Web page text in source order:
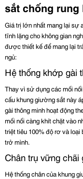
sắt chống rung
Giá trị lớn nhất mang lại sự
tĩnh lặng cho không gian
được thiết kế để mang lại
ngủ:
Hệ thống khớp gài
Thay vì sử dụng các mối
cấu khung giường sắt này
gài thông minh hoạt động
mối nối càng khít chặt vào
triệt tiêu 100% độ rơ và loại
trở mình.
Chân trụ vững
Hệ thống chân của khung